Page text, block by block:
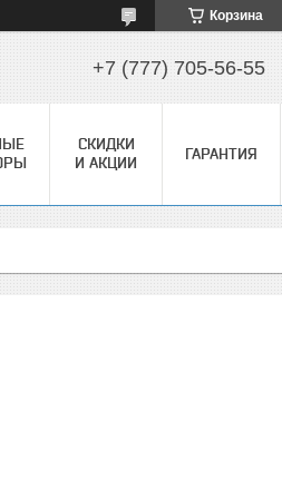
Корзина
+7 (777) 705-56-55
СКИДКИ
И АКЦИИ
ГАРАНТИЯ